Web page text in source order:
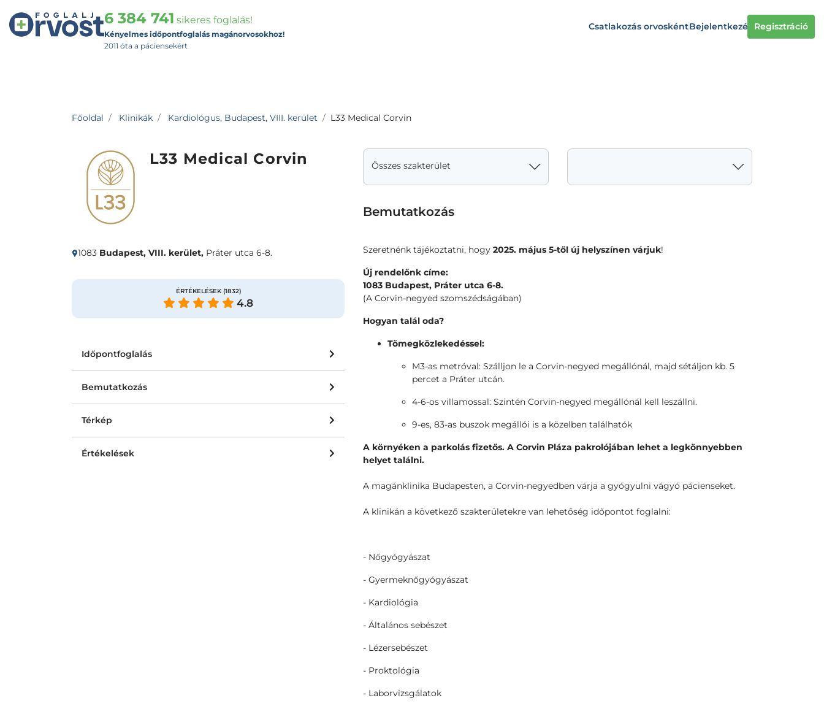
6 384 741 sikeres foglalás!
Kényelmes időpontfoglalás magánorvosokhoz!
2011 óta a páciensekért
Csatlakozás orvoskéntBejelentkezés Regisztráció
Főoldal Klinikák Kardiológus, Budapest, VIII. kerület L33 Medical Corvin
L33 Medical Corvin
ÉRTÉKELÉSEK (1832)
4.8
1083 Budapest, VIII. kerület, Práter utca 6-8.
Időpontfoglalás
Bemutatkozás
Térkép
Értékelések
Összes szakterület
Bemutatkozás
Szeretnénk tájékoztatni, hogy 2025. május 5-től új helyszínen várjuk!
Új rendelőnk címe:
1083 Budapest, Práter utca 6-8.
(A Corvin-negyed szomszédságában)
Hogyan talál oda?
Tömegközlekedéssel:
M3-as metróval: Szálljon le a Corvin-negyed megállónál, majd sétáljon kb. 5
percet a Práter utcán.
4-6-os villamossal: Szintén Corvin-negyed megállónál kell leszállni.
9-es, 83-as buszok megállói is a közelben találhatók
A környéken a parkolás fizetős. A Corvin Pláza pakrolójában lehet a legkönnyebben
helyet találni.
A magánklinika Budapesten, a Corvin-negyedben várja a gyógyulni vágyó pácienseket.
A klinikán a következő szakterületekre van lehetőség időpontot foglalni:
- Nőgyógyászat
- Gyermeknőgyógyászat
- Kardiológia
- Általános sebészet
- Lézersebészet
- Proktológia
- Laborvizsgálatok